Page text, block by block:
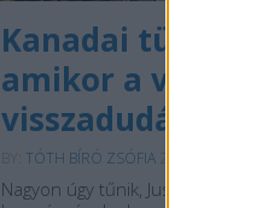
Kanadai
amikor a valóság
visszadudál
TÓTH BÍRÓ ZSÓFIA
Nagyon úgy tűnik, Justin